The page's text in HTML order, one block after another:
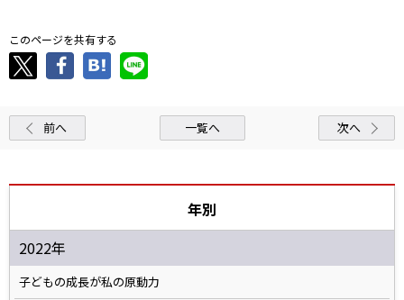
このページを共有する
前へ 一覧へ 次へ
年別
2022年
子どもの成長が私の原動力